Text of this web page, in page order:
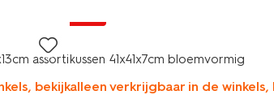
assorti
bekijk
kussen 41x41x7cm bloemvormig
alleen verkrijgbaar in de winkels,